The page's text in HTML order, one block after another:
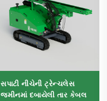
સપાટી નીચેની ટ્રેન્ચલેસ
જમીનમાં દબાયેલી તાર કેબલ